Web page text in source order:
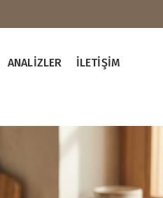
ANALIZLER İLETIŞIM